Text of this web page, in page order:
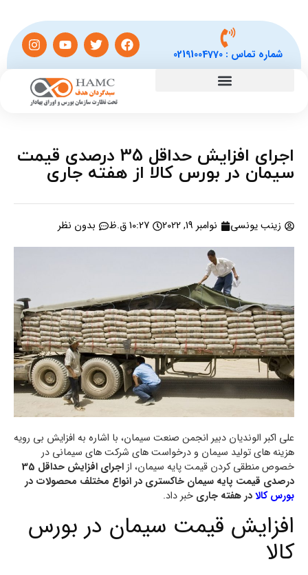
شماره تماس :02191004770
اجرای افزایش حداقل 35 درصدی قیمت
سیمان در بورس کالا از هفته جاری
زینب یونسی نوامبر 19, 2022 10:27 ق.ظ بدون نظر
علی اکبر الوندیان دبیر انجمن صنعت سیمان، با اشاره به افزایش بی رویه
هزینه های تولید سیمان و درخواست های شرکت‌ های سیمانی در
خصوص منطقی کردن قیمت پایه سیمان، از
اجرای افزایش حداقل 35
درصدی قیمت پایه سیمان خاکستری در انواع مختلف محصولات در
بورس کالادر هفته جاری خبر داد.
افزایش قیمت سیمان در بورس
کالا